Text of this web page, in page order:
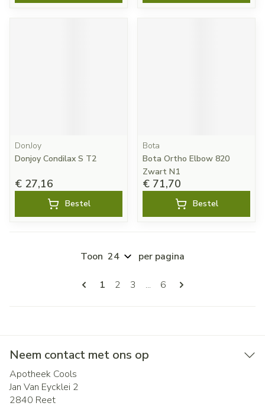
DonJoy
Donjoy Condilax S T2
€ 27,16
Bestel
Bota
Bota Ortho Elbow 820
Zwart N1
€ 71,70
Bestel
Pagina's
U lees momenteel pagina
1 Pagina
2 Pagina
3 ... Pagina
6
Toon per pagina
Neem contact met ons op
Apotheek Cools
Jan Van Eycklei 2
2840 Reet